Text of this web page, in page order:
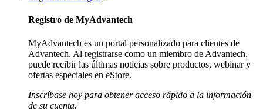
Registro de MyAdvantech
MyAdvantech es un portal personalizado para clientes de
Advantech. Al registrarse como un miembro de Advantech,
puede recibir las últimas noticias sobre productos, webinar y
ofertas especiales en eStore.
Inscríbase hoy para obtener acceso rápido a la información
de su cuenta.